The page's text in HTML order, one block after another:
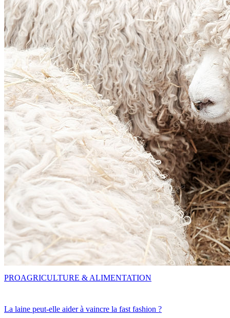
La laine peut-elle aider à vaincre la fast fashion ?
PROAGRICULTURE & ALIMENTATION